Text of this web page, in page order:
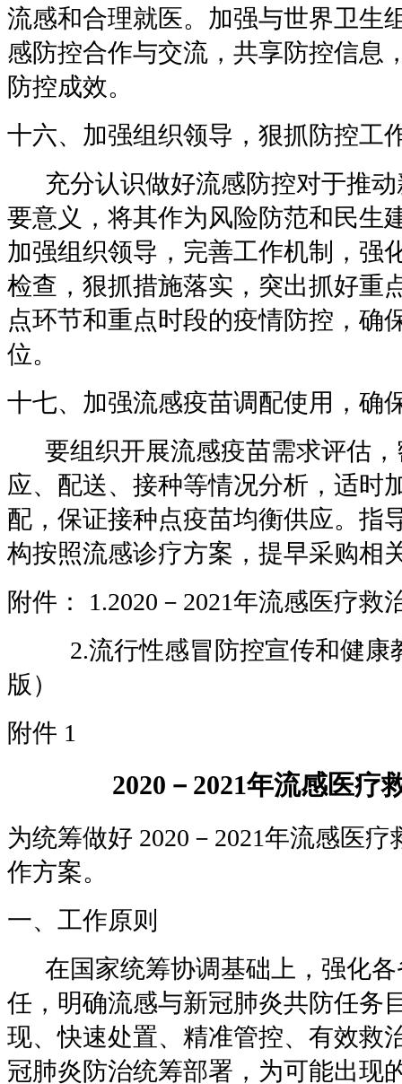
流感和合理就医。加强与世界卫生
感防控合作与交流，共享防控信息
防控成效。
十六、加强组织领导，狠抓防控工
充分认识做好流感防控对于推动
要意义，将其作为风险防范和民生
加强组织领导，完善工作机制，强
检查，狠抓措施落实，突出抓好重
点环节和重点时段的疫情防控，确
位。
十七、加强流感疫苗调配使用，确
要组织开展流感疫苗需求评估，
应、配送、接种等情况分析，适时
配，保证接种点疫苗均衡供应。指
构按照流感诊疗方案，提早采购相
附件：
1.2020 － 2021年流感医疗救
2.流行性感冒防控宣传和健康
版）
附件 1
2020 － 2021年流感医疗
为统筹做好 2020 － 2021年流感医疗
作方案。
一、工作原则
在国家统筹协调基础上，强化各
任，明确流感与新冠肺炎共防任务
现、快速处置、精准管控、有效救
冠肺炎防治统筹部署，为可能出现